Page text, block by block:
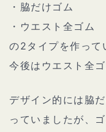
・脇だけゴム
・ウエスト全ゴム
の2タイプを作って
今後はウエスト全
デザイン的には脇
っていましたが、